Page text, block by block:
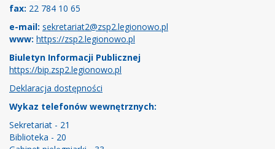
fax: 22 784 10 65
e-mail: sekretariat2@zsp2.legionowo.pl
www: https://zsp2.legionowo.pl
Biuletyn Informacji Publicznej
https://bip.zsp2.legionowo.pl
Deklaracja dostępności
Wykaz telefonów wewnętrznych:
Sekretariat - 21
Biblioteka - 20